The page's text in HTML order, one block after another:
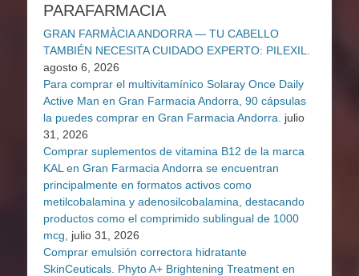
PARAFARMACIA
GRAN FARMÀCIA ANDORRA — TU CABELLO
TAMBIÉN NECESITA CUIDADO EXPERTO: PILEXIL.
agosto 6, 2026
Para comprar el multivitamínico Solaray Once Daily
Active Man en Gran Farmacia Andorra, 90 cápsulas
la puedes comprar en Gran Farmacia Andorra.
julio
31, 2026
Comprar suplementos de vitamina B12 de la marca
KAL en Gran Farmacia Andorra se encuentran
principalmente en formatos activos como
metilcobalamina y adenosilcobalamina, destacando
productos como el comprimido sublingual de 1000
mcg,
julio 31, 2026
Comprar emulsión correctora hidratante
SkinCeuticals. Phyto A+ Brightening Treatment en